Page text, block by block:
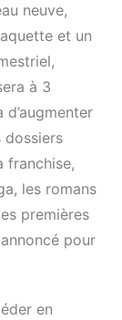
neuve,
et un
à 3
dossiers
franchise,
les romans
premières
pour
en